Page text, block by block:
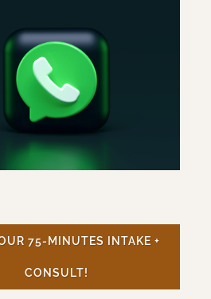
75-MINUTES INTAKE +
CONSULT!